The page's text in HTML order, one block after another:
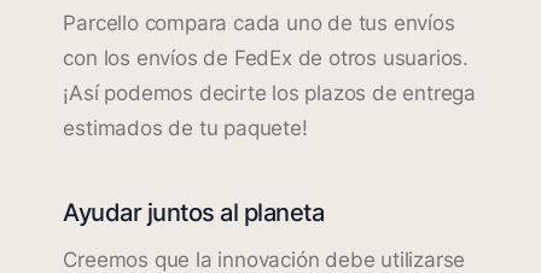
Parcello compara cada uno de tus envíos
con los envíos de FedEx de otros usuarios.
¡Así podemos decirte los plazos de entrega
estimados de tu paquete!
Ayudar juntos al planeta
Creemos que la innovación debe utilizarse